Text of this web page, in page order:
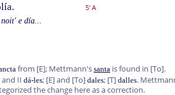
5' A
e día...
from [E]; Mettmann's santa is found in [To].
II dá-les; [E]and [To] dales; [T] dalles.
the change here as a correction.